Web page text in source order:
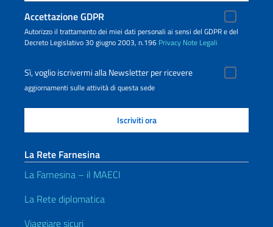
Accettazione GDPR
Autorizzo il trattamento dei miei dati personali ai sensi del GDPR e del
Decreto Legislativo 30 giugno 2003, n.196 Privacy Note Legali
Sì, voglio iscrivermi alla Newsletter per ricevere
aggiornamenti sulle attività di questa sede
La Rete Farnesina
La Farnesina – il MAECI
La Rete diplomatica
Viaggiare sicuri